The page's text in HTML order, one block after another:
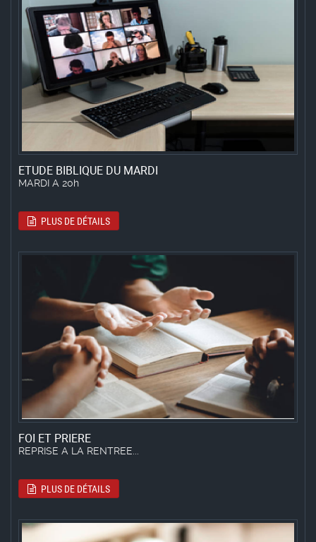
ETUDE BIBLIQUE DU MARDI
MARDI A 20h
PLUS DE DÉTAILS
FOI ET PRIERE
REPRISE A LA RENTREE...
PLUS DE DÉTAILS